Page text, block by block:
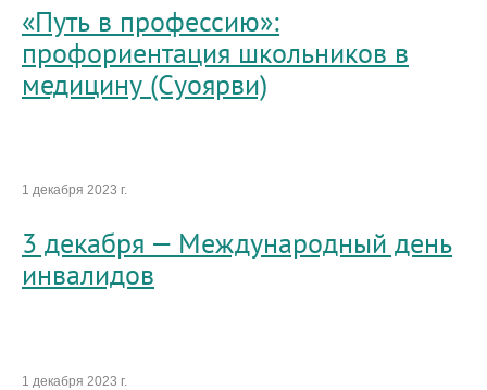
«Путь в профессию»:
профориентация школьников в
медицину (Суоярви)
1 декабря 2023 г.
3 декабря — Международный день
инвалидов
1 декабря 2023 г.